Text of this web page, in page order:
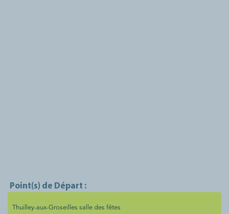
Point(s) de Départ :
Thuilley-aux-Groseilles salle des fêtes